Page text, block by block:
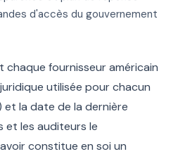
d'accès du gouvernement
chaque fournisseur américain
utilisée pour chacun
et la date de la dernière
et les auditeurs le
constitue en soi un